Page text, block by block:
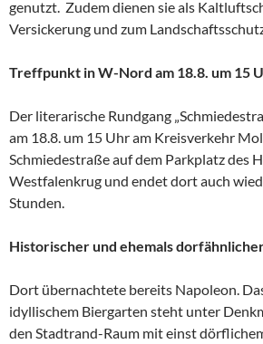
genutzt. Zudem dienen sie als
Versickerung und zum
Treffpunkt in W-Nord am 18.8. um 15
Der literarische Rundgang
am 18.8. um 15 Uhr am Kreisverkehr
Schmiedestraße auf dem Parkplatz des
Westfalenkrug und endet dort auch
Stunden.
Historischer und ehemals
Dort übernachtete bereits Napoleon.
idyllischem Biergarten steht unter
den Stadtrand-Raum mit einst